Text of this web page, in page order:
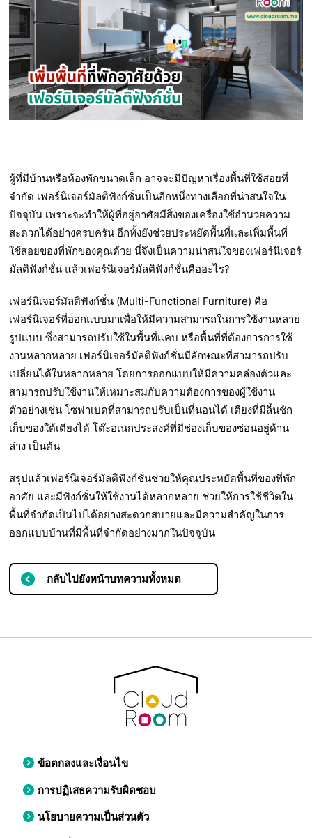
ผู้ที่มีบ้านหรือห้องพักขนาดเล็ก อาจจะมีปัญหาเรื่องพื้นที่ใช้สอยที่
จำกัด เฟอร์นิเจอร์มัลติฟังก์ชั่นเป็นอีกหนึ่งทางเลือกที่น่าสนใจใน
ปัจจุบัน เพราะจะทำให้ผู้ที่อยู่อาศัยมีสิ่งของเครื่องใช้อำนวยความ
สะดวกได้อย่างครบครัน อีกทั้งยังช่วยประหยัดพื้นที่และเพิ่มพื้นที่
ใช้สอยของที่พักของคุณด้วย นี่จึงเป็นความน่าสนใจของเฟอร์นิเจอร์
มัลติฟังก์ชั่น แล้วเฟอร์นิเจอร์มัลติฟังก์ชั่นคืออะไร?
เฟอร์นิเจอร์มัลติฟังก์ชั่น (Multi-Functional Furniture) คือ
เฟอร์นิเจอร์ที่ออกแบบมาเพื่อให้มีความสามารถในการใช้งานหลาย
รูปแบบ ซึ่งสามารถปรับใช้ในพื้นที่แคบ หรือพื้นที่ที่ต้องการการใช้
งานหลากหลาย เฟอร์นิเจอร์มัลติฟังก์ชั่นมีลักษณะที่สามารถปรับ
เปลี่ยนได้ในหลากหลาย โดยการออกแบบให้มีความคล่องตัวและ
สามารถปรับใช้งานให้เหมาะสมกับความต้องการของผู้ใช้งาน
ตัวอย่างเช่นโซฟาเบดที่สามารถปรับเป็นที่นอนได้ เตียงที่มีลิ้นชัก
เก็บของใต้เตียงได้โต๊ะอเนกประสงค์ที่มีช่องเก็บของซ่อนอยู่ด้าน
ล่าง เป็นต้น
สรุปแล้วเฟอร์นิเจอร์มัลติฟังก์ชั่นช่วยให้คุณประหยัดพื้นที่ของที่พัก
อาศัย และมีฟังก์ชั่นให้ใช้งานได้หลากหลาย ช่วยให้การใช้ชีวิตใน
พื้นที่จำกัดเป็นไปได้อย่างสะดวกสบายและมีความสำคัญในการ
ออกแบบบ้านที่มีพื้นที่จำกัดอย่างมากในปัจจุบัน
กลับไปยังหน้าบทความทั้งหมด
ข้อตกลงและเงื่อนไข
การปฏิเสธความรับผิดชอบ
นโยบายความเป็นส่วนตัว